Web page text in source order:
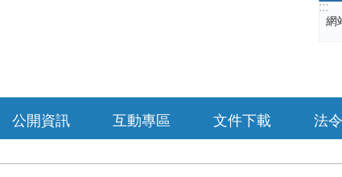
:::
網
公開資訊 互動專區 文件下載 法